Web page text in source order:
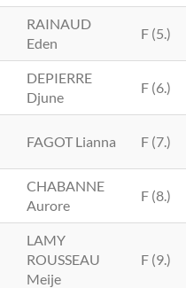
RAINAUD
Eden
F (5.)
DEPIERRE
Djune
F (6.)
FAGOT Lianna F (7.)
CHABANNE
Aurore
F (8.)
LAMY
ROUSSEAU
Meije
F (9.)